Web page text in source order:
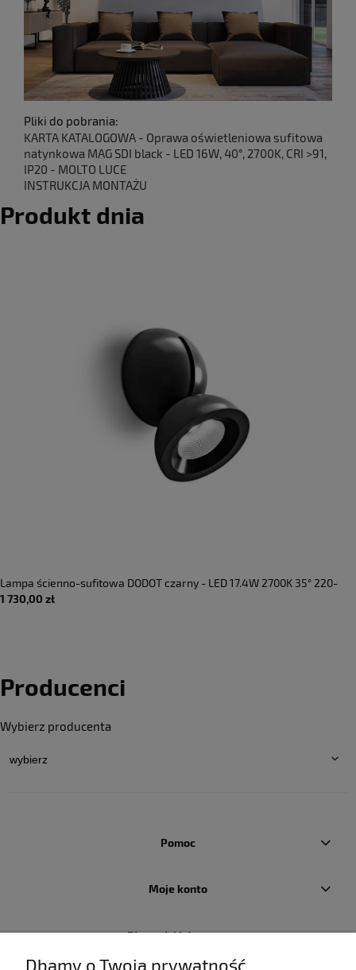
Pliki do pobrania:
KARTA KATALOGOWA - Oprawa oświetleniowa sufitowa
natynkowa MAG SDI black - LED 16W, 40°, 2700K, CRI >91,
IP20 - MOLTO LUCE
INSTRUKCJA MONTAŻU
Produkt dnia
Lampa ścienno-sufitowa DODOT czarny - LED 17.4W 2700K 35° 220-
240V AC IP20 - AXOLIGHT
1 730,00 zł
Producenci
Wybierz producenta
Pomoc
Moje konto
Płatności i dostawa
Dbamy o Twoją prywatność